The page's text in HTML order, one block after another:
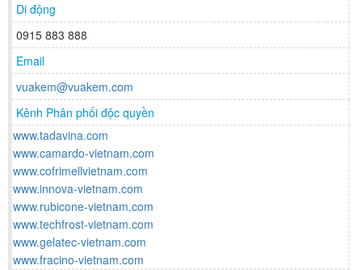
Di động
0915 883 888
Email
vuakem@vuakem.com
Kênh Phân phối độc quyền
www.tadavina.com
www.camardo-vietnam.com
www.cofrimellvietnam.com
www.innova-vietnam.com
www.rubicone-vietnam.com
www.techfrost-vietnam.com
www.gelatec-vietnam.com
www.fracino-vietnam.com